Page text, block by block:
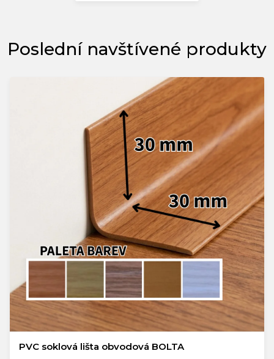
Poslední navštívené produkty
PVC soklová lišta obvodová BOLTA